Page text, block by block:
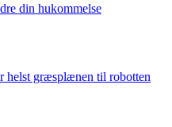
din hukommelse
helst græsplænen til robotten